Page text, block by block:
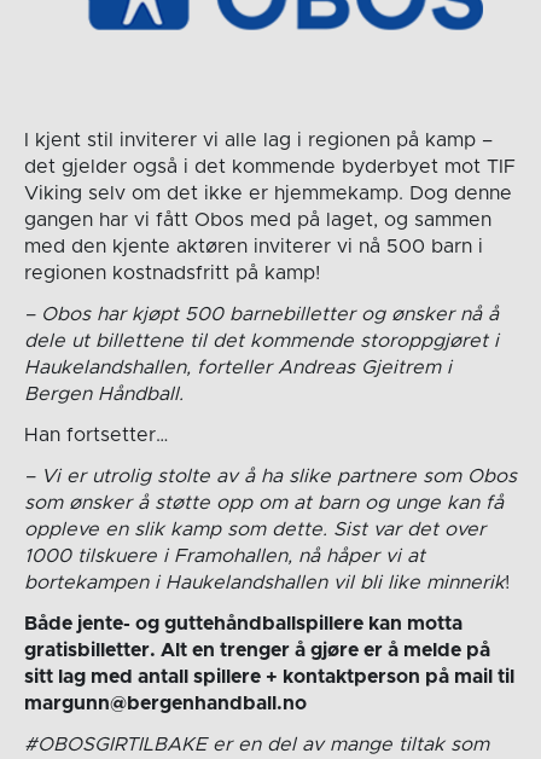
I kjent stil inviterer vi alle lag i regionen på kamp –
det gjelder også i det kommende byderbyet mot TIF
Viking selv om det ikke er hjemmekamp. Dog denne
gangen har vi fått Obos med på laget, og sammen
med den kjente aktøren inviterer vi nå 500 barn i
regionen kostnadsfritt på kamp!
– Obos har kjøpt 500 barnebilletter og ønsker nå å
dele ut billettene til det kommende storoppgjøret i
Haukelandshallen, forteller Andreas Gjeitrem i
Bergen Håndball.
Han fortsetter…
– Vi er utrolig stolte av å ha slike partnere som Obos
som ønsker å støtte opp om at barn og unge kan få
oppleve en slik kamp som dette. Sist var det over
1000 tilskuere i Framohallen, nå håper vi at
bortekampen i Haukelandshallen vil bli like minnerik!
Både jente- og guttehåndballspillere kan motta
gratisbilletter. Alt en trenger å gjøre er å melde på
sitt lag med antall spillere + kontaktperson på mail til
margunn@bergenhandball.no
#OBOSGIRTILBAKE er en del av mange tiltak som